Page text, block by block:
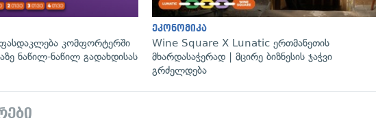
კომფორტერში
ნაწილ-ნაწილ გადახდისას
ეკონომიკა
Wine Square X Lunatic ერთმანეთის
მხარდასაჭერად | მცირე ბიზნესის ჯაჭვი
გრძელდება